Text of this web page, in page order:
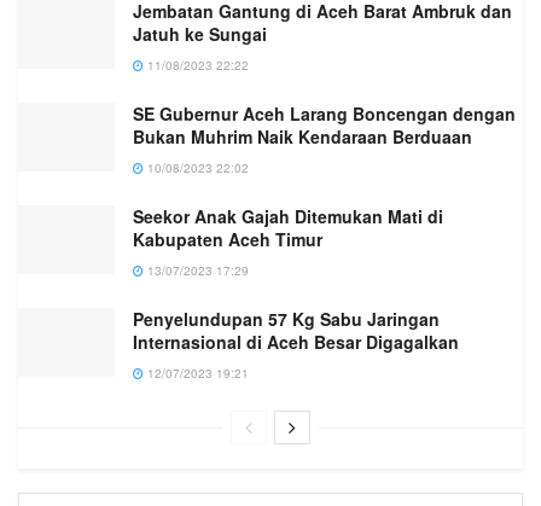
Jembatan Gantung di Aceh Barat Ambruk dan
Jatuh ke Sungai
11/08/2023 22:22
SE Gubernur Aceh Larang Boncengan dengan
Bukan Muhrim Naik Kendaraan Berduaan
10/08/2023 22:02
Seekor Anak Gajah Ditemukan Mati di
Kabupaten Aceh Timur
13/07/2023 17:29
Penyelundupan 57 Kg Sabu Jaringan
Internasional di Aceh Besar Digagalkan
12/07/2023 19:21